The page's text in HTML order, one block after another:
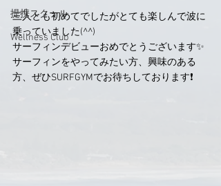
提携スクール
Wellness Club
三人とも初めてでしたがとても楽しんで波に
乗っていました(^^)
サーフィンデビューおめでとうございます✨
サーフィンをやってみたい方、興味のある
方、ぜひSURFGYMでお待ちしております❗️